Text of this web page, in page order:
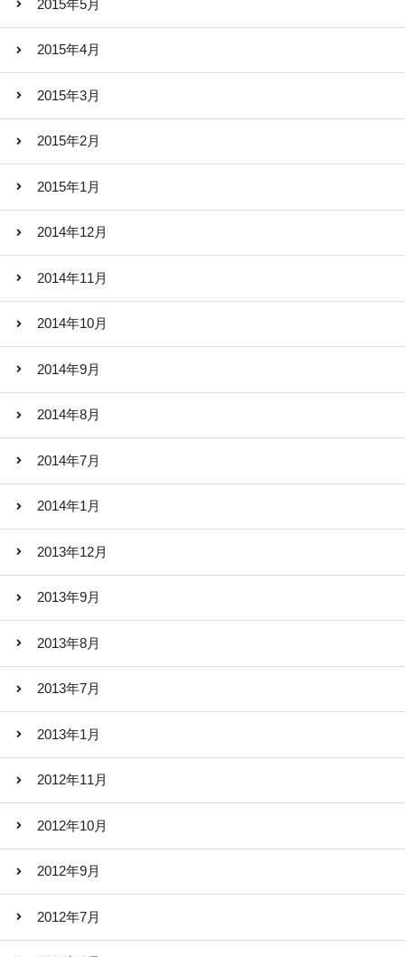
2015年5月
2015年4月
2015年3月
2015年2月
2015年1月
2014年12月
2014年11月
2014年10月
2014年9月
2014年8月
2014年7月
2014年1月
2013年12月
2013年9月
2013年8月
2013年7月
2013年1月
2012年11月
2012年10月
2012年9月
2012年7月